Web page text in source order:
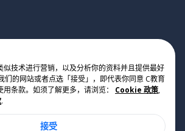
•
使用条款
技术进行营销，以及分析你的资料并且提供最好
们的网站或者点选「接受」，即代表你同意 C教育
条款。如须了解更多，请浏览：
Cookie 政策,
.
接受